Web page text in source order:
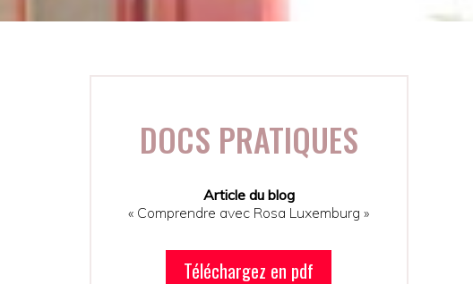
DOCS PRATIQUES
Article du blog
« Comprendre avec Rosa Luxemburg »
Téléchargez en pdf